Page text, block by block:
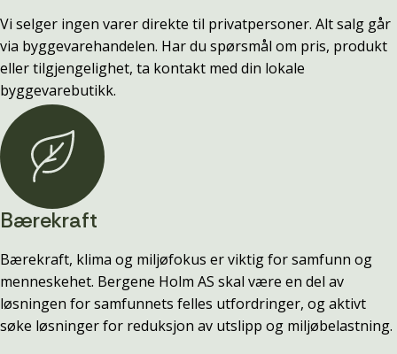
Vi selger ingen varer direkte til privatpersoner. Alt salg går
via byggevarehandelen. Har du spørsmål om pris, produkt
eller tilgjengelighet, ta kontakt med din lokale
byggevarebutikk.
Bærekraft
Bærekraft, klima og miljøfokus er viktig for samfunn og
menneskehet. Bergene Holm AS skal være en del av
løsningen for samfunnets felles utfordringer, og aktivt
søke løsninger for reduksjon av utslipp og miljøbelastning.